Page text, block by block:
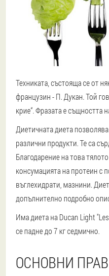
Техниката, състояща се от
французин - П. Дукан. Той
крие“. Фразата е същността
Диетичната диета
различни продукти. Те са
Благодарение на това
консумацията на протеин с
въглехидрати, мазнини.
допълнително подробно
Има диета на Ducan Light
се падне до 7 кг седмично.
ОСНОВНИ